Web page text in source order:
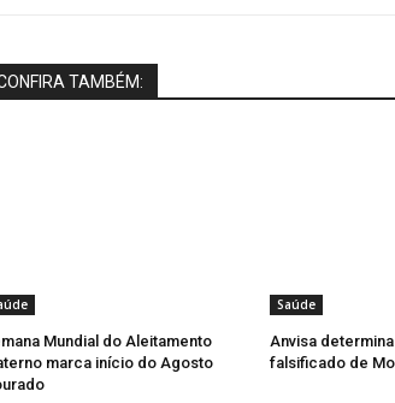
TAMBÉM:
Mundial do Aleitamento
marca início do Agosto
Saúde
Anvisa
falsificado de